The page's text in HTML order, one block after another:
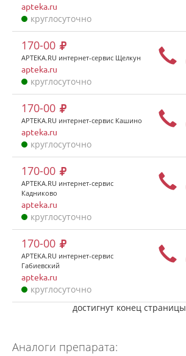
apteka.ru
круглосуточно
170-00
APTEKA.RU интернет-сервис Щелкун
apteka.ru
круглосуточно
170-00
APTEKA.RU интернет-сервис Кашино
apteka.ru
круглосуточно
170-00
APTEKA.RU интернет-сервис
Кадниково
apteka.ru
круглосуточно
170-00
APTEKA.RU интернет-сервис
Габиевский
apteka.ru
круглосуточно
достигнут конец страницы
Аналоги препарата: